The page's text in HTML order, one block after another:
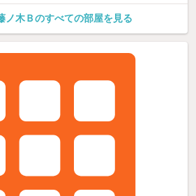
ノ木Ｂのすべての部屋を見る